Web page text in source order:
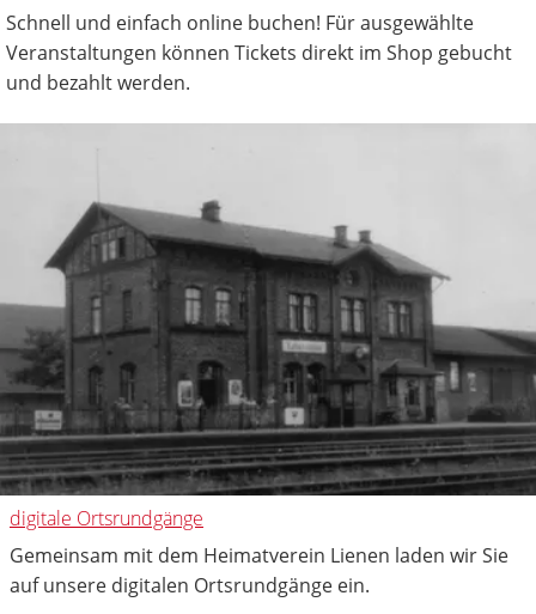
Schnell und einfach online buchen! Für ausgewählte
Veranstaltungen können Tickets direkt im Shop gebucht
und bezahlt werden.
digitale Ortsrundgänge
Gemeinsam mit dem Heimatverein Lienen laden wir Sie
auf unsere digitalen Ortsrundgänge ein.